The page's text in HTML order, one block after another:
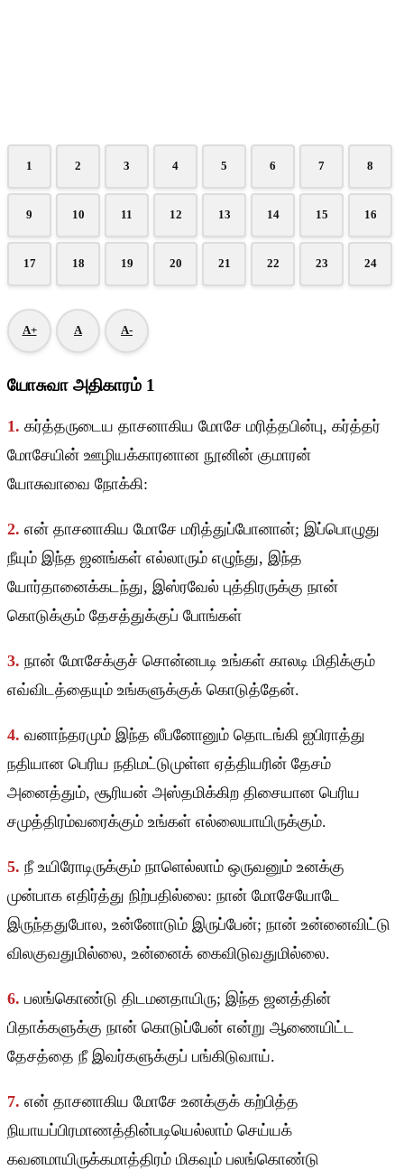
1 2 3 4 5 6 7 8
9 10 11 12 13 14 15 16
17 18 19 20 21 22 23 24
A+ A A-
யோசுவா அதிகாரம் 1
1. கர்த்தருடைய தாசனாகிய மோசே மரித்தபின்பு, கர்த்தர்
மோசேயின் ஊழியக்காரனான நூனின் குமாரன்
யோசுவாவை நோக்கி:
2. என் தாசனாகிய மோசே மரித்துப்போனான்; இப்பொழுது
நீயும் இந்த ஜனங்கள் எல்லாரும் எழுந்து, இந்த
யோர்தானைக்கடந்து, இஸ்ரவேல் புத்திரருக்கு நான்
கொடுக்கும் தேசத்துக்குப் போங்கள்
3. நான் மோசேக்குச் சொன்னபடி உங்கள் காலடி மிதிக்கும்
எவ்விடத்தையும் உங்களுக்குக் கொடுத்தேன்.
4. வனாந்தரமும் இந்த லீபனோனும் தொடங்கி ஐபிராத்து
நதியான பெரிய நதிமட்டுமுள்ள ஏத்தியரின் தேசம்
அனைத்தும், சூரியன் அஸ்தமிக்கிற திசையான பெரிய
சமுத்திரம்வரைக்கும் உங்கள் எல்லையாயிருக்கும்.
5. நீ உயிரோடிருக்கும் நாளெல்லாம் ஒருவனும் உனக்கு
முன்பாக எதிர்த்து நிற்பதில்லை: நான் மோசேயோடே
இருந்ததுபோல, உன்னோடும் இருப்பேன்; நான் உன்னைவிட்டு
விலகுவதுமில்லை, உன்னைக் கைவிடுவதுமில்லை.
6. பலங்கொண்டு திடமனதாயிரு; இந்த ஜனத்தின்
பிதாக்களுக்கு நான் கொடுப்பேன் என்று ஆணையிட்ட
தேசத்தை நீ இவர்களுக்குப் பங்கிடுவாய்.
7. என் தாசனாகிய மோசே உனக்குக் கற்பித்த
நியாயப்பிரமாணத்தின்படியெல்லாம் செய்யக்
கவனமாயிருக்கமாத்திரம் மிகவும் பலங்கொண்டு